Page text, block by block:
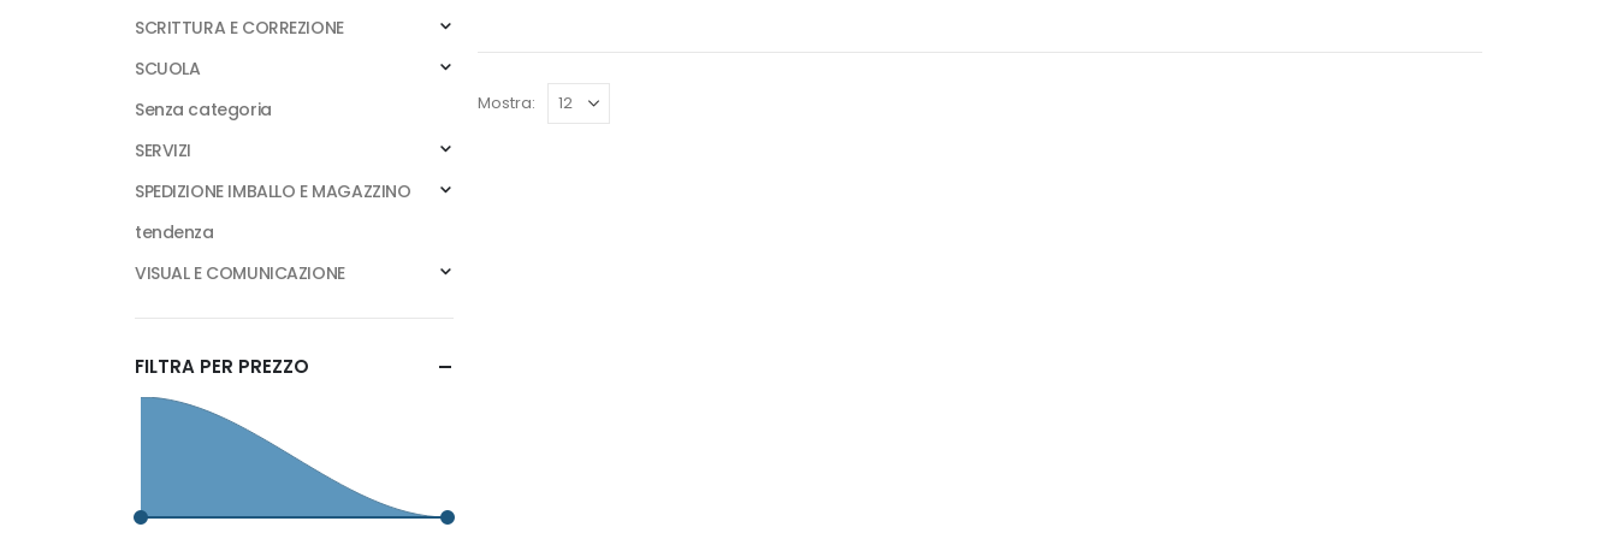
Mostra:
SCRITTURA E CORREZIONE
SCUOLA
Senza categoria
SERVIZI
SPEDIZIONE IMBALLO E MAGAZZINO
tendenza
VISUAL E COMUNICAZIONE
FILTRA PER PREZZO